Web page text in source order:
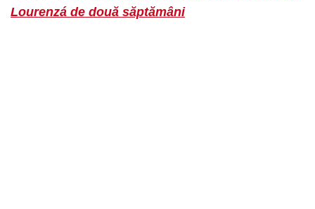
Lourenzá de două săptămâni